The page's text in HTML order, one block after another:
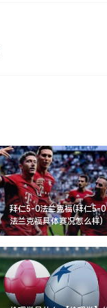
拜仁5-0法兰克福(拜仁5-0
法兰克福具体赛况怎么样)